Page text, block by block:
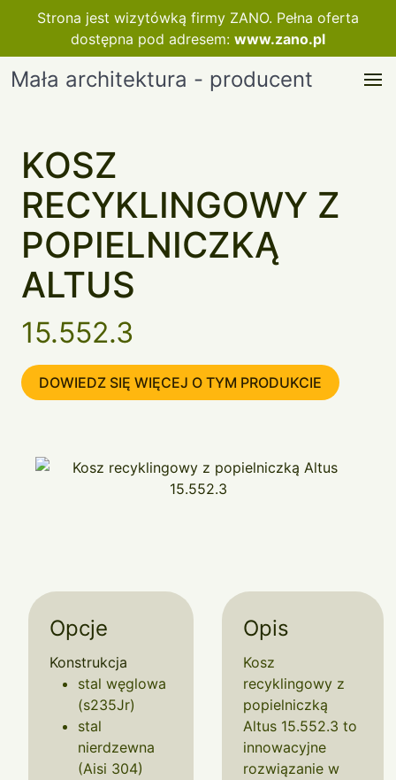
Strona jest wizytówką firmy ZANO. Pełna oferta
dostępna pod adresem: www.zano.pl
Mała architektura - producent
KOSZ
RECYKLINGOWY Z
POPIELNICZKĄ
ALTUS
15.552.3
DOWIEDZ SIĘ WIĘCEJ O TYM PRODUKCIE
Opcje
Konstrukcja
stal węglowa
(s235Jr)
stal
nierdzewna
(Aisi 304)
Opis
Kosz
recyklingowy z
popielniczką
Altus 15.552.3 to
innowacyjne
rozwiązanie w